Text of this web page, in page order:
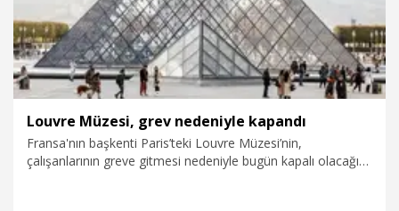
Louvre Müzesi, grev nedeniyle kapandı
Fransa'nın başkenti Paris’teki Louvre Müzesi’nin,
çalışanlarının greve gitmesi nedeniyle bugün kapalı olacağı